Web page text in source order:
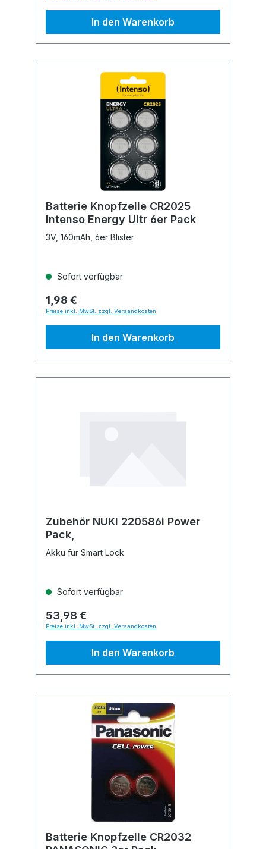
In den Warenkorb
Batterie Knopfzelle CR2025
Intenso Energy Ultr 6er Pack
3V, 160mAh, 6er Blister
Sofort verfügbar
1,98 €
Preise inkl. MwSt. zzgl. Versandkosten
In den Warenkorb
Zubehör NUKI 220586i Power
Pack,
Akku für Smart Lock
Sofort verfügbar
53,98 €
Preise inkl. MwSt. zzgl. Versandkosten
In den Warenkorb
Batterie Knopfzelle CR2032